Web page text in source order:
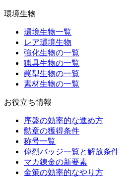
環境生物
環境生物一覧
レア環境生物
強化生物の一覧
猟具生物の一覧
罠型生物の一覧
素材生物の一覧
お役立ち情報
序盤の効率的な進め方
勲章の獲得条件
称号一覧
偉烈バッジ一覧と解放条件
マカ錬金の新要素
金策の効率的なやり方